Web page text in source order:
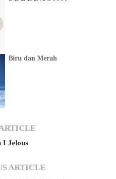
Biru dan Merah
I Jelous
ARTICLE